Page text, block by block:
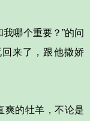
哪个重要？”的问
来了，跟他撒娇
的牡羊，不论是